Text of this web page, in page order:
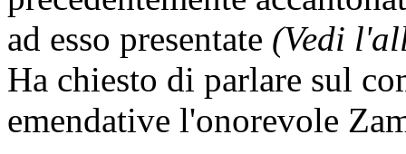
ad esso presentate (Vedi
Ha chiesto di parlare sul
emendative l'onorevole